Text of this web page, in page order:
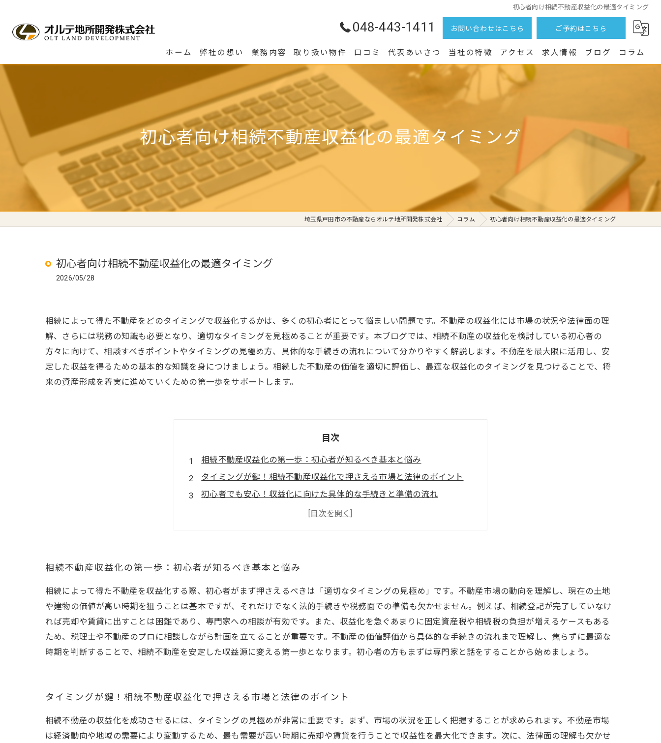
初心者向け相続不動産収益化の最適タイミング
048-443-1411 お問い合わせはこちら ご予約はこちら
ホーム 弊社の想い 業務内容 取り扱い物件 口コミ 代表あいさつ 当社の特徴
土地
戸建て
相続
アクセス 求人情報 ブログ コラム
初心者向け相続不動産収益化の最適タイミング
埼玉県戸田市の不動産ならオルテ地所開発株式会社 コラム 初心者向け相続不動産収益化の最適タイミング
初心者向け相続不動産収益化の最適タイミング
2026/05/28
相続によって得た不動産をどのタイミングで収益化するかは、多くの初心者にとって悩ましい問題です。不動産の収益化には市場の状況や法律面の理
解、さらには税務の知識も必要となり、適切なタイミングを見極めることが重要です。本ブログでは、相続不動産の収益化を検討している初心者の
方々に向けて、相談すべきポイントやタイミングの見極め方、具体的な手続きの流れについて分かりやすく解説します。不動産を最大限に活用し、安
定した収益を得るための基本的な知識を身につけましょう。相続した不動産の価値を適切に評価し、最適な収益化のタイミングを見つけることで、将
来の資産形成を着実に進めていくための第一歩をサポートします。
目次
相続不動産収益化の第一歩：初心者が知るべき基本と悩み
タイミングが鍵！相続不動産収益化で押さえる市場と法律のポイント
初心者でも安心！収益化に向けた具体的な手続きと準備の流れ
専門家への相談で見極めるベストなタイミングとは？収益化成功の秘訣
安心して資産形成を！初心者のための相続不動産収益化完全ガイド
相続不動産収益化の第一歩：初心者が知るべき基本と悩み
相続によって得た不動産を収益化する際、初心者がまず押さえるべきは「適切なタイミングの見極め」です。不動産市場の動向を理解し、現在の土地
や建物の価値が高い時期を狙うことは基本ですが、それだけでなく法的手続きや税務面での準備も欠かせません。例えば、相続登記が完了していなけ
れば売却や賃貸に出すことは困難であり、専門家への相談が有効です。また、収益化を急ぐあまりに固定資産税や相続税の負担が増えるケースもある
ため、税理士や不動産のプロに相談しながら計画を立てることが重要です。不動産の価値評価から具体的な手続きの流れまで理解し、焦らずに最適な
時期を判断することで、相続不動産を安定した収益源に変える第一歩となります。初心者の方もまずは専門家と話をすることから始めましょう。
タイミングが鍵！相続不動産収益化で押さえる市場と法律のポイント
相続不動産の収益化を成功させるには、タイミングの見極めが非常に重要です。まず、市場の状況を正しく把握することが求められます。不動産市場
は経済動向や地域の需要により変動するため、最も需要が高い時期に売却や賃貸を行うことで収益性を最大化できます。次に、法律面の理解も欠かせ